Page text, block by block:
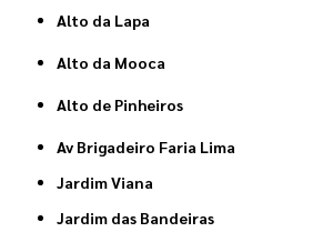
Alto da Lapa
Alto da Mooca
Alto de Pinheiros
Av Brigadeiro Faria Lima
Jardim Viana
Jardim das Bandeiras